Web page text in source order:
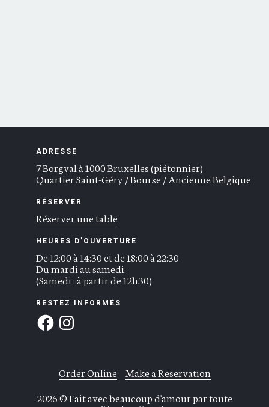
ADRESSE
7 Borgval à 1000 Bruxelles (piétonnier)
Quartier Saint-Géry / Bourse / Ancienne Belgique
RÉSERVER
Réserver une table
HEURES D’OUVERTURE
De 12:00 à 14:30 et de 18:00 à 22:30
Du mardi au samedi.
(Samedi : à partir de 12h30)
RESTEZ INFORMÉS
Order Online
Make a Reservation
2026 © Fait avec beaucoup d'amour par toute